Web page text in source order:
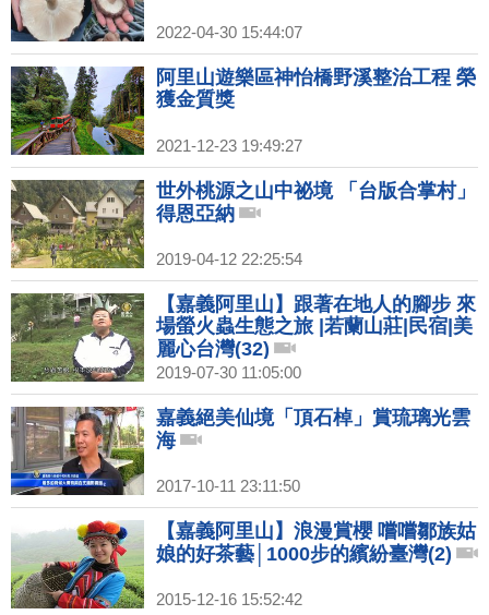
2022-04-30 15:44:07
阿里山遊樂區神怡橋野溪整治工程 榮
獲金質獎
2021-12-23 19:49:27
世外桃源之山中祕境 「台版合掌村」
得恩亞納
2019-04-12 22:25:54
【嘉義阿里山】跟著在地人的腳步 來
場螢火蟲生態之旅 |若蘭山莊|民宿|美
麗心台灣(32)
2019-07-30 11:05:00
嘉義絕美仙境「頂石棹」賞琉璃光雲
海
2017-10-11 23:11:50
【嘉義阿里山】浪漫賞櫻 嚐嚐鄒族姑
娘的好茶藝│1000步的繽紛臺灣(2)
2015-12-16 15:52:42